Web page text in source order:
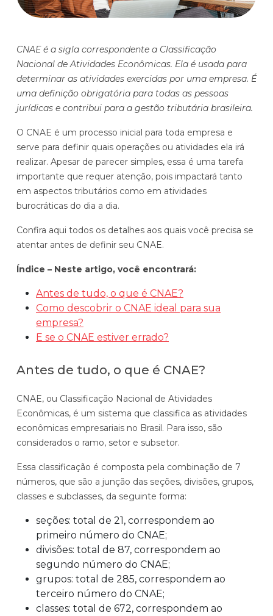
Módulo de Controle, projeção e gestão do fluxo
de caixa.
Complexidade de gestão de caixa baixa e média
Empresas que faturam entre R$30M e R$200M por ano
Conheça o produto
Demonstração Gratuita
Plataforma Financeira com IA
Automatize planejamento, fechamento e
análises com inteligência artificial integrada.
Complexidade Alta
Empresas que faturam acima de R$200M por ano
Conheça o produto
Demonstração Gratuita
orçamentária
Distribuição e Logística
Varejo
CNAE é a sigla correspondente a Classificação
Nacional de Atividades Econômicas. Ela é usada para
determinar as atividades exercidas por uma empresa. É
uma definição obrigatória para todas as pessoas
jurídicas e contribui para a gestão tributária brasileira.
O CNAE é um processo inicial para toda empresa e
serve para definir quais operações ou atividades ela irá
realizar. Apesar de parecer simples, essa é uma tarefa
importante que requer atenção, pois impactará tanto
em aspectos tributários como em atividades
burocráticas do dia a dia.
Confira aqui todos os detalhes aos quais você precisa se
atentar antes de definir seu CNAE.
Índice – Neste artigo, você encontrará:
Antes de tudo, o que é CNAE?
Como descobrir o CNAE ideal para sua
empresa?
E se o CNAE estiver errado?
Antes de tudo, o que é CNAE?
CNAE, ou Classificação Nacional de Atividades
Econômicas, é um sistema que classifica as atividades
econômicas empresariais no Brasil. Para isso, são
considerados o ramo, setor e subsetor.
Essa classificação é composta pela combinação de 7
números, que são a junção das seções, divisões, grupos,
classes e subclasses, da seguinte forma:
seções: total de 21, correspondem ao
primeiro número do CNAE;
divisões: total de 87, correspondem ao
segundo número do CNAE;
grupos: total de 285, correspondem ao
terceiro número do CNAE;
classes: total de 672, correspondem ao